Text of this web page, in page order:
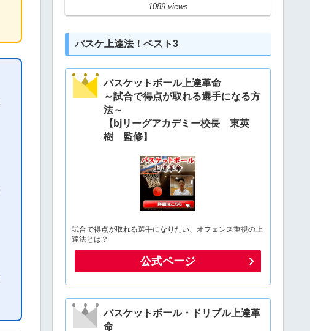
1089 views
バスケ上達法！ベスト3
バスケットボール上達革命
～試合で得点が取れる選手になる方
法～
【bjリーグアカデミー校長 東英
樹 監修】
試合で得点が取れる選手になりたい、オフェンス重視の上
達法とは？
公式ページ
バスケットボール・ドリブル上達革
命